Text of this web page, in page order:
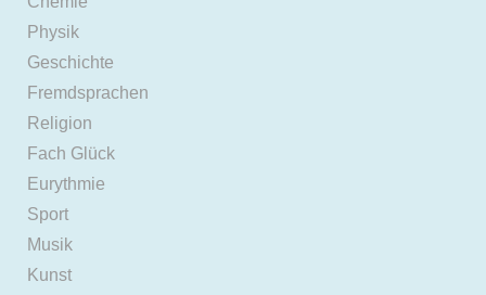
Physik
Geschichte
Fremdsprachen
Religion
Fach Glück
Eurythmie
Sport
Musik
Kunst